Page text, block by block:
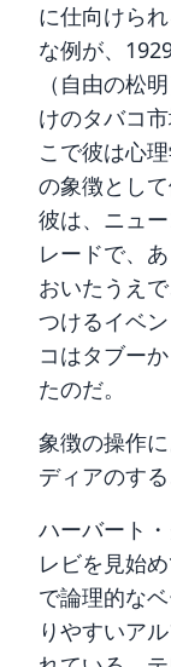
に仕向けら
な例が、
（自由の松
けのタバコ
こで彼は心
の象徴とし
彼は、ニュ
レードで、
おいたうえ
つけるイベ
コはタブー
たのだ。
象徴の操作
ディアのする
ハーバート
レビを見始
で論理的な
りやすいア